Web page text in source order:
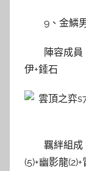
9、金鱗
陣容成員
伊+錘石
羈絆組成
(5)+幽影龍